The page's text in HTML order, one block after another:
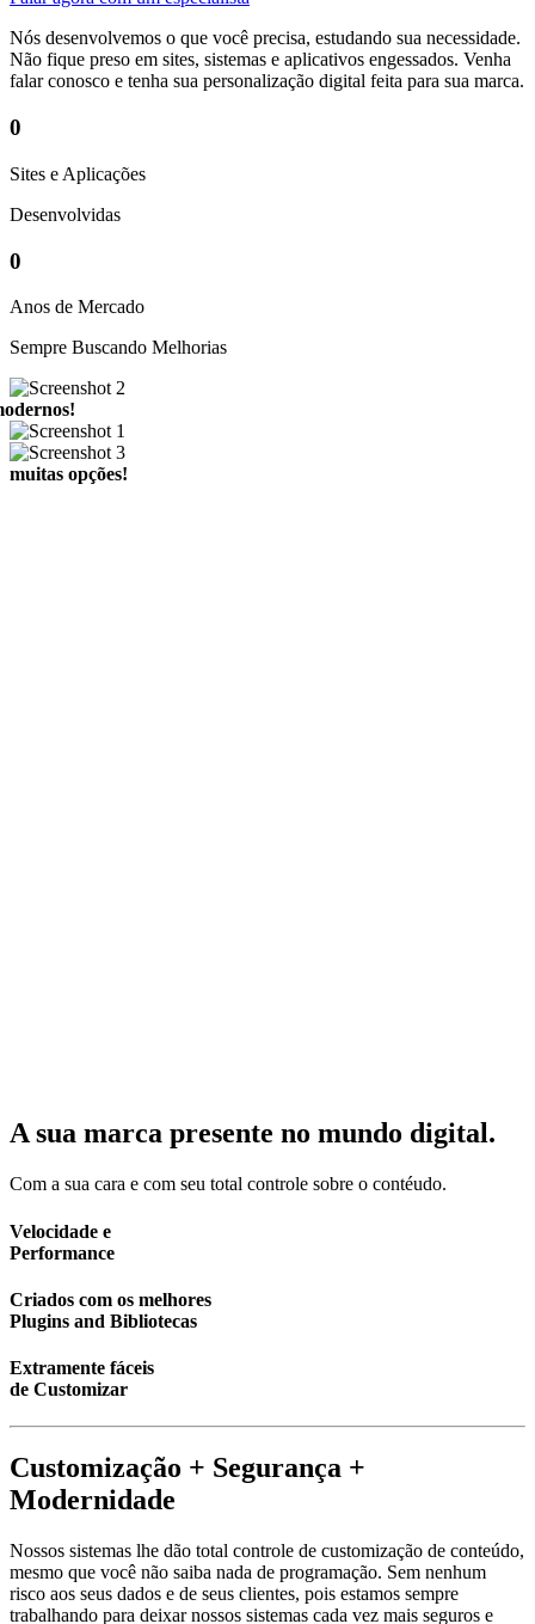
Nós desenvolvemos o que você precisa, estudando sua necessidade.
Não fique preso em sites, sistemas e aplicativos engessados. Venha
falar conosco e tenha sua personalização digital feita para sua marca.
0
Sites e Aplicações
Desenvolvidas
0
Anos de Mercado
Sempre Buscando Melhorias
muitas opções!
A sua marca presente no mundo digital.
Com a sua cara e com seu total controle sobre o contéudo.
Velocidade e
Performance
Criados com os melhores
Plugins and Bibliotecas
Extramente fáceis
de Customizar
Customização + Segurança +
Modernidade
Nossos sistemas lhe dão total controle de customização de conteúdo,
mesmo que você não saiba nada de programação. Sem nenhum
risco aos seus dados e de seus clientes, pois estamos sempre
trabalhando para deixar nossos sistemas cada vez mais seguros e